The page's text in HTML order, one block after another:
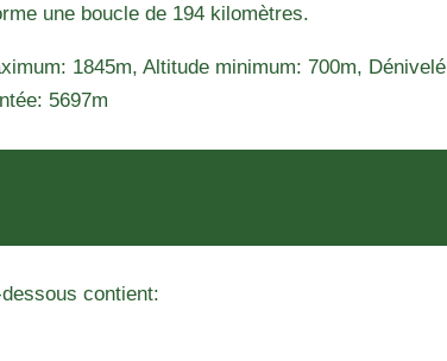
une boucle de 194 kilomètres.
1845m, Altitude minimum: 700m, Dénivelé
5697m
contient: